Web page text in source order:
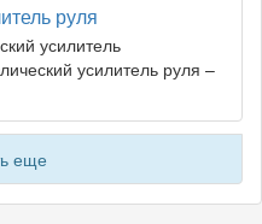
руля
усилитель
усилитель руля –
еще